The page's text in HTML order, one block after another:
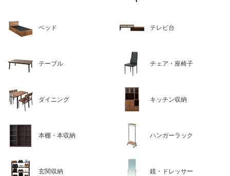
ベッド テレビ台
テーブル チェア・座椅子
ダイニング キッチン収納
本棚・本収納 ハンガーラック
玄関収納 鏡・ドレッサー